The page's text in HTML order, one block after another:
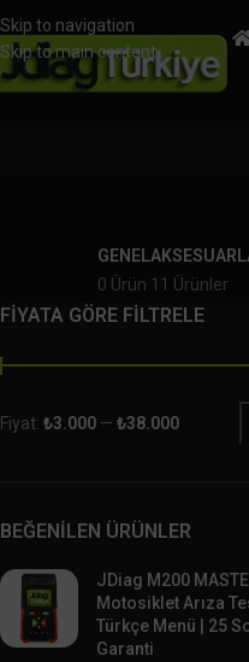
Skip to navigation
Skip to main content
GENEL
0 Ürün 11 Ürünler
FİYATA GÖRE FİLTRELE
Fiyat: ₺3.000 — ₺38.000
BEĞENİLEN ÜRÜNLER
JDiag M200
Motosiklet Arıza
Türkçe Menü | 25
Garanti